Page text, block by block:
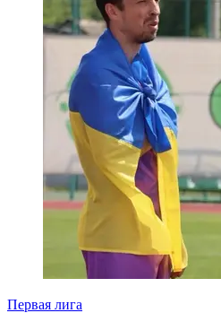
Первая лига